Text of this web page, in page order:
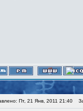
Пт, 21 Янв, 2011 21:40